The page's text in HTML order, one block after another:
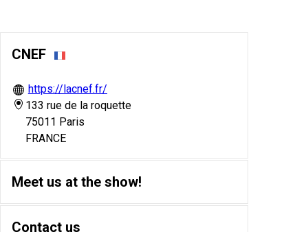
CNEF
https://lacnef.fr/
133 rue de la roquette
75011 Paris
FRANCE
Meet us at the show!
Contact us